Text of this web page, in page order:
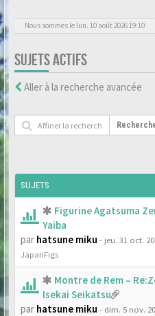
Nous sommes le lun. 10 août 2026 19:10
SUJETS ACTIFS
Aller à la recherche avancée
SUJETS
Figurine Agatsuma
Yaiba
par hatsune miku - jeu. 31 oct.
JapanFigs
Montre de Rem –
Isekai Seikatsu
par hatsune miku - dim. 5 nov.